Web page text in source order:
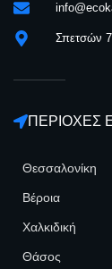
Σπετσών
ΠΕΡΙΟΧΕΣ
Θεσσαλονίκη
Βέροια
Χαλκιδική
Θάσος